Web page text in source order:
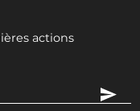
actions